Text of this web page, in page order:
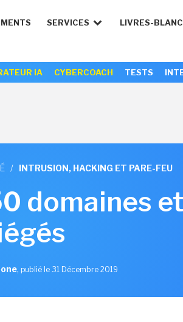
SERVICES LIVRES-
IA CYBERCOACH TESTS
/ INTRUSION, HACKING ET PARE-FEU
domaines
, publié le 31 Décembre 2019